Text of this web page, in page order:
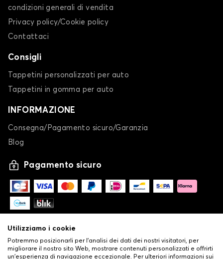
condizioni generali di vendita
Privacy policy/Cookie policy
Contattaci
Consigli
Tappetini personalizzati per auto
Tappetini in gomma per auto
INFORMAZIONE
Consegna/Pagamento sicuro/Garanzia
Blog
Pagamento sicuro
Utilizziamo i cookie
Potremmo posizionarli per l'analisi dei dati dei nostri visitatori, per
migliorare il nostro sito Web, mostrare contenuti personalizzati e offrirti
un'esperienza di navigazione eccezionale. Per ulteriori informazioni sui